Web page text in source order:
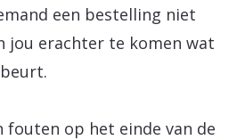
een bestelling niet
jou erachter te komen wat
fouten op het einde van de